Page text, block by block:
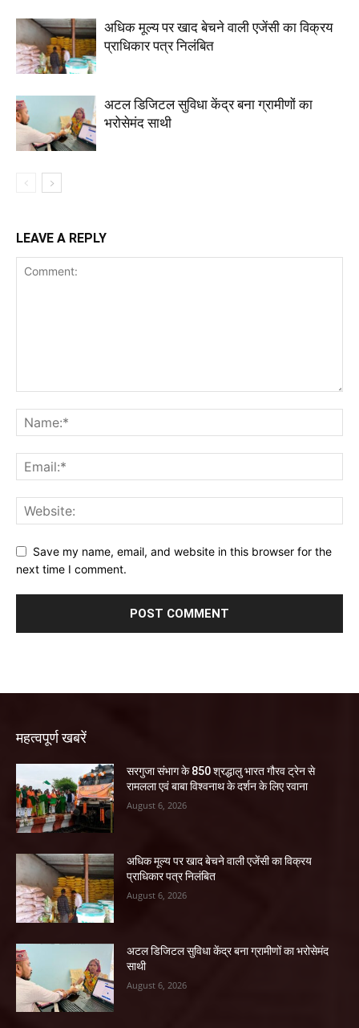
अधिक मूल्य पर खाद बेचने वाली एजेंसी का विक्रय
प्राधिकार पत्र निलंबित
अटल डिजिटल सुविधा केंद्र बना ग्रामीणों का
भरोसेमंद साथी
LEAVE A REPLY
Save my name, email, and website in this browser for the
next time I comment.
महत्वपूर्ण खबरें
सरगुजा संभाग के 850 श्रद्धालु भारत गौरव ट्रेन से
रामलला एवं बाबा विश्वनाथ के दर्शन के लिए रवाना
August 6, 2026
अधिक मूल्य पर खाद बेचने वाली एजेंसी का विक्रय
प्राधिकार पत्र निलंबित
August 6, 2026
अटल डिजिटल सुविधा केंद्र बना ग्रामीणों का भरोसेमंद
साथी
August 6, 2026